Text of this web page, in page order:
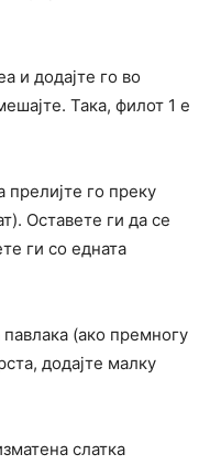
и додајте го во
Така, филот 1 е
прелијте го преку
Оставете ги да се
ги со едната
(ако премногу
додајте малку
слатка